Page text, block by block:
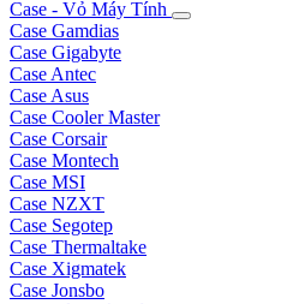
Case - Vỏ Máy Tính
Case Gamdias
Case Gigabyte
Case Antec
Case Asus
Case Cooler Master
Case Corsair
Case Montech
Case MSI
Case NZXT
Case Segotep
Case Thermaltake
Case Xigmatek
Case Jonsbo